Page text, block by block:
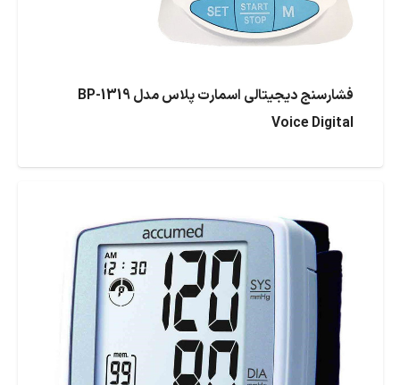
فشارسنج دیجیتالی اسمارت پلاس مدل BP-1319
Voice Digital